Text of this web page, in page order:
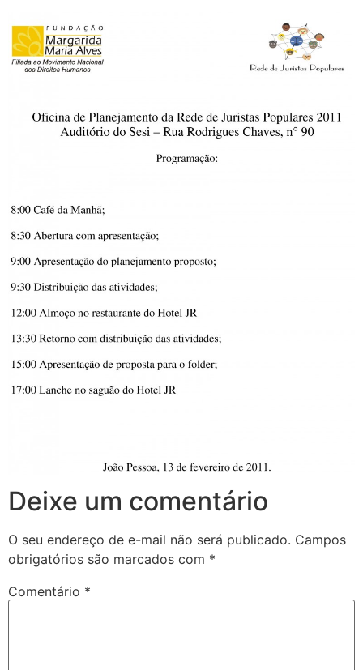
Deixe um comentário
O seu endereço de e-mail não será publicado. Campos
obrigatórios são marcados com *
Comentário *